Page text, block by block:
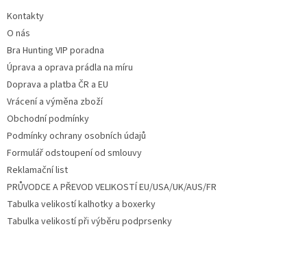
Kontakty
O nás
Bra Hunting VIP poradna
Úprava a oprava prádla na míru
Doprava a platba ČR a EU
Vrácení a výměna zboží
Obchodní podmínky
Podmínky ochrany osobních údajů
Formulář odstoupení od smlouvy
Reklamační list
PRŮVODCE A PŘEVOD VELIKOSTÍ EU/USA/UK/AUS/FR
Tabulka velikostí kalhotky a boxerky
Tabulka velikostí při výběru podprsenky